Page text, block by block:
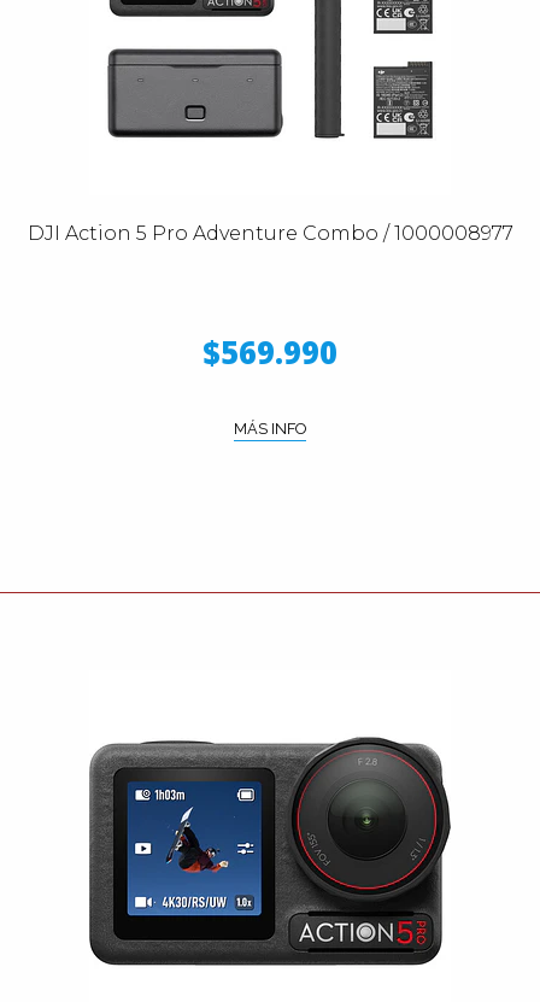
DJI Action 5 Pro Adventure Combo / 1000008977
$569.990
MÁS INFO